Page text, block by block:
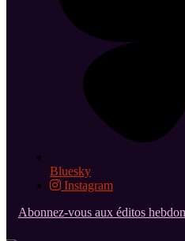
Bluesky
Instagram
Abonnez-vous aux éditos